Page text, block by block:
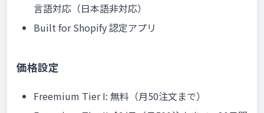
言語対応（日本語非対応）
Built for Shopify 認定アプリ
価格設定
Freemium Tier I: 無料（月50注文まで）